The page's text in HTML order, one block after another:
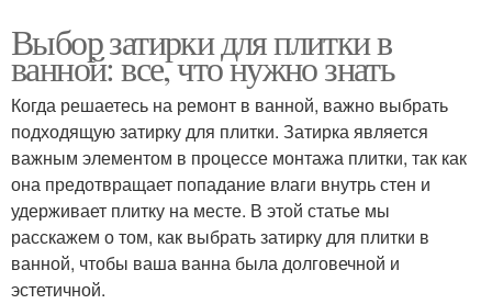
Выбор затирки для плитки в
ванной: все, что нужно знать
Когда решаетесь на ремонт в ванной, важно выбрать
подходящую затирку для плитки. Затирка является
важным элементом в процессе монтажа плитки, так как
она предотвращает попадание влаги внутрь стен и
удерживает плитку на месте. В этой статье мы
расскажем о том, как выбрать затирку для плитки в
ванной, чтобы ваша ванна была долговечной и
эстетичной.